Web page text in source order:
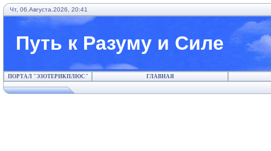
Чт, 06.Августа.2026, 20:41
Путь к Разуму и Силе
ПОРТАЛ "ЭЗОТЕРИКПЛЮС" ГЛАВНАЯ